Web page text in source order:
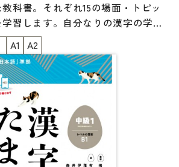
科書。それぞれ15の場面・トピッ
習します。自分なりの漢字の学び
工夫が随所にあるのも特長です。
際の場面に近い状況で、必要な情
、漢字で書いたりする練習をし、力
近にある漢字が『わかる』『でき
が得られます。『できる日本語』準
でN4、N5 の漢字をカバーします。
A1 A2